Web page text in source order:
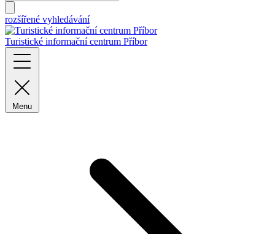
rozšířené vyhledávání
Turistické informační centrum Příbor
Menu